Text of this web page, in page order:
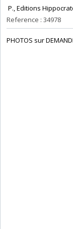
P., Editions
Reference : 34978
‎PHOTOS sur